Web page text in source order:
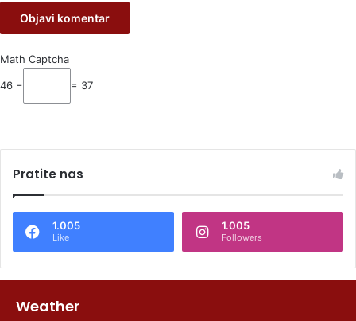
Math Captcha
46 − = 37
Pratite nas
1.005
Like
1.005
Followers
Weather